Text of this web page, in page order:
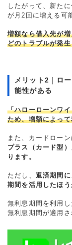
したがって、新た
が月2回に増える可
増額なら借入先が
どのトラブルが発
メリット2｜ロ
能性がある
「ハローローンワ
ため、増額によっ
また、カードロー
プラス（カード型
ります。
ただし、 返済期間
期間を活用したほ
無利息期間を利用
無利息期間が適用